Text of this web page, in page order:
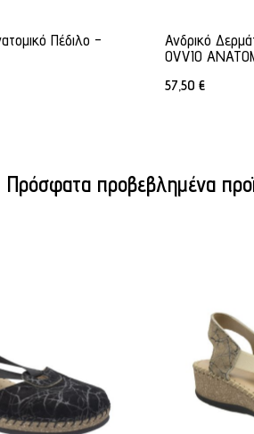
Πέδιλο -
Ανδρικό
OVVIO
57,50 €
Πρόσφατα προβεβλημένα